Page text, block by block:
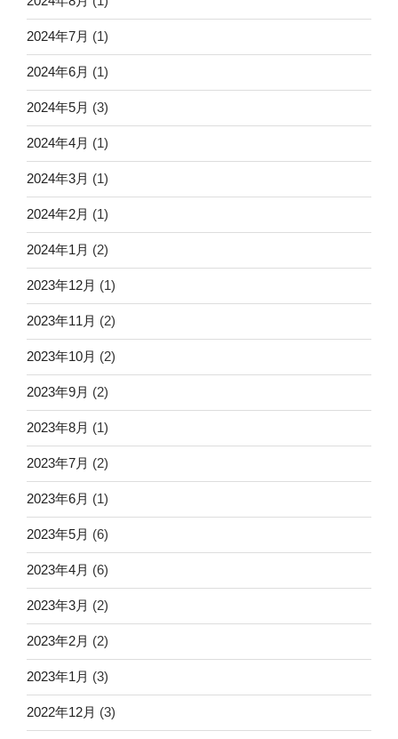
2024年7月 (1)
2024年6月 (1)
2024年5月 (3)
2024年4月 (1)
2024年3月 (1)
2024年2月 (1)
2024年1月 (2)
2023年12月 (1)
2023年11月 (2)
2023年10月 (2)
2023年9月 (2)
2023年8月 (1)
2023年7月 (2)
2023年6月 (1)
2023年5月 (6)
2023年4月 (6)
2023年3月 (2)
2023年2月 (2)
2023年1月 (3)
2022年12月 (3)